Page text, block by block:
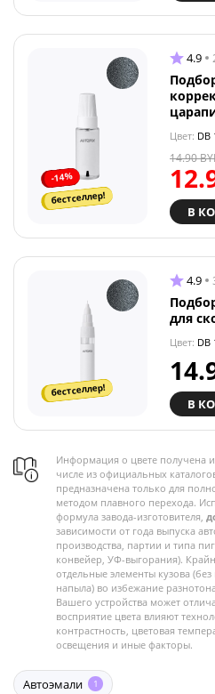
-14%
бестселлер!
4.9
Цвет: DB
14.90
В
бестселлер!
4.9
для
Цвет: DB
В
Информация о цвете получена
числе из официальных
предназначена только для
методом плавного перехода.
формула завода-изготовителя,
зависимости от года выпуска
производства, партии и типа
конвейер, УФ-выгорания).
отдельные элементы кузова
напыла) во избежание
Вашего устройства может
восприятие цвета влияют
контрастность, цветовая
освещения и иные факторы.
Автоэмали 1